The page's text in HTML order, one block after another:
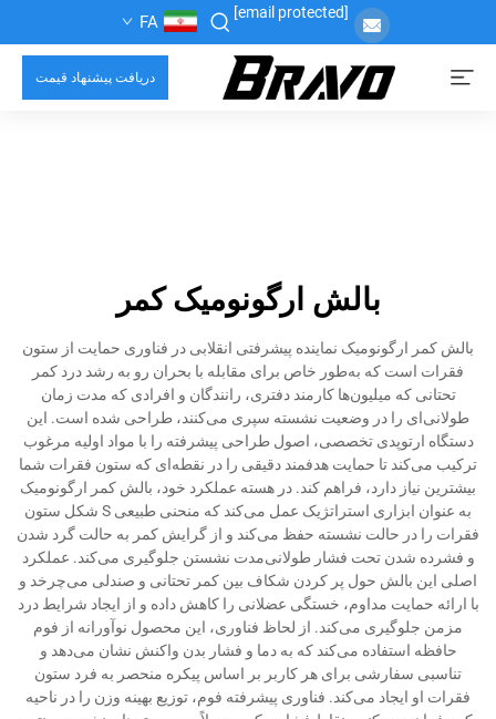
[email protected]
FA
دریافت پیشنهاد قیمت
بالش ارگونومیک کمر
بالش کمر ارگونومیک نماینده پیشرفتی انقلابی در فناوری حمایت از ستون
فقرات است که به‌طور خاص برای مقابله با بحران رو به رشد درد کمر
تحتانی که میلیون‌ها کارمند دفتری، رانندگان و افرادی که مدت زمان
طولانی‌ای را در وضعیت نشسته سپری می‌کنند، طراحی شده است. این
دستگاه ارتوپدی تخصصی، اصول طراحی پیشرفته را با مواد اولیه مرغوب
ترکیب می‌کند تا حمایت هدفمند دقیقی را در نقطه‌ای که ستون فقرات شما
بیشترین نیاز دارد، فراهم کند. در هسته عملکرد خود، بالش کمر ارگونومیک
به عنوان ابزاری استراتژیک عمل می‌کند که منحنی طبیعی S شکل ستون
فقرات را در حالت نشسته حفظ می‌کند و از گرایش کمر به حالت گرد شدن
و فشرده شدن تحت فشار طولانی‌مدت نشستن جلوگیری می‌کند. عملکرد
اصلی این بالش حول پر کردن شکاف بین کمر تحتانی و صندلی می‌چرخد و
با ارائه حمایت مداوم، خستگی عضلانی را کاهش داده و از ایجاد شرایط درد
مزمن جلوگیری می‌کند. از لحاظ فناوری، این محصول نوآورانه از فوم
حافظه استفاده می‌کند که به دما و فشار بدن واکنش نشان می‌دهد و
تناسبی سفارشی برای هر کاربر بر اساس پیکره منحصر به فرد ستون
فقرات او ایجاد می‌کند. فناوری پیشرفته فوم، توزیع بهینه وزن را در ناحیه